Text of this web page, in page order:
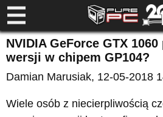
NVIDIA GeForce GTX
wersji w chipem GP104?
Damian Marusiak, 12-05-2018
Wiele osób z niecierpliwością